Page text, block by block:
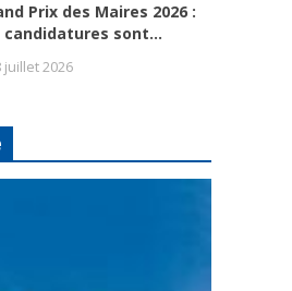
Prix des Maires 2026 :
candidatures sont...
juillet 2026